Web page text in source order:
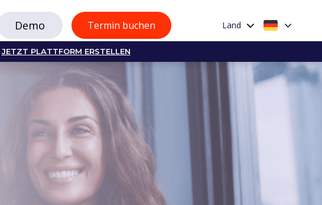
Demo Termin buchen Land
JETZT PLATTFORM ERSTELLEN